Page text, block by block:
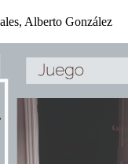
Alberto González